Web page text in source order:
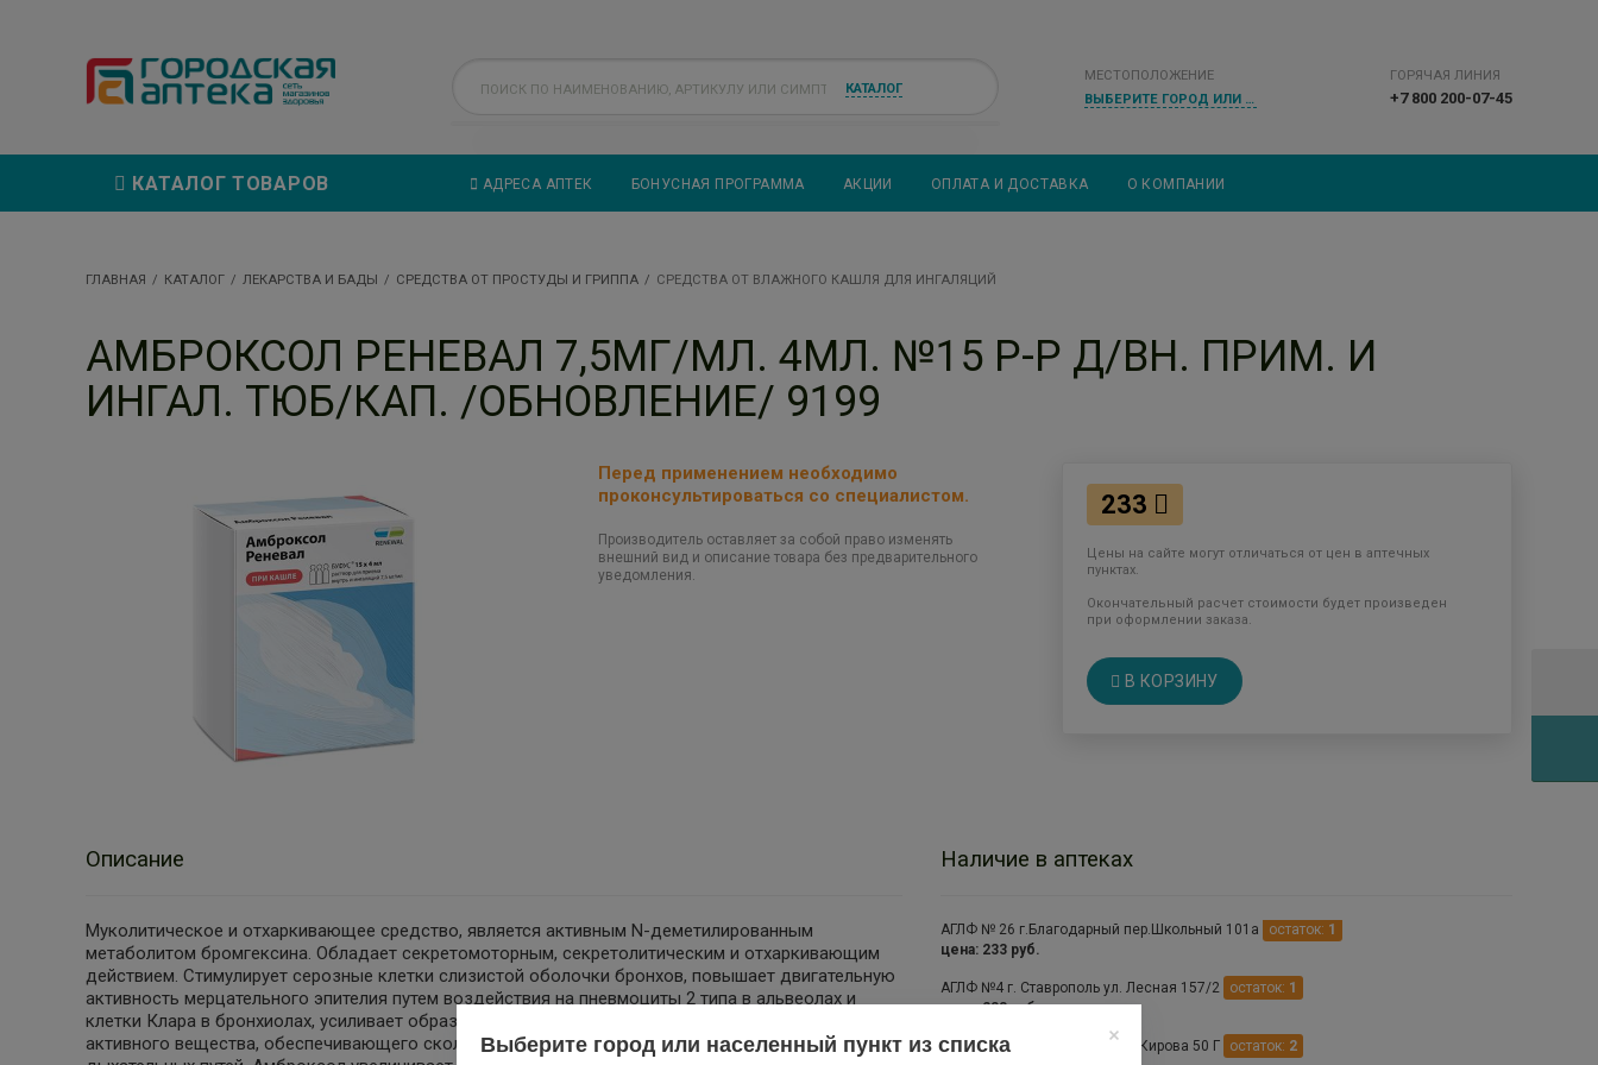
КАТАЛОГ
МЕСТОПОЛОЖЕНИЕ
ВЫБЕРИТЕ ГОРОД ИЛИ НАСЕЛЕННЫЙ ПУНКТ
ГОРЯЧАЯ ЛИНИЯ
+7 800 200-07-45
АДРЕСА АПТЕК БОНУСНАЯ ПРОГРАММА АКЦИИ ОПЛАТА И ДОСТАВКА О КОМПАНИИ
КАТАЛОГ ТОВАРОВ
ГЛАВНАЯ КАТАЛОГ ЛЕКАРСТВА И БАДЫ СРЕДСТВА ОТ ПРОСТУДЫ И ГРИППА СРЕДСТВА ОТ ВЛАЖНОГО КАШЛЯ ДЛЯ ИНГАЛЯЦИЙ
АМБРОКСОЛ РЕНЕВАЛ 7,5МГ/МЛ. 4МЛ. №15 Р-Р Д/ВН. ПРИМ. И
ИНГАЛ. ТЮБ/КАП. /ОБНОВЛЕНИЕ/ 9199
Перед применением необходимо
проконсультироваться со специалистом.
Производитель оставляет за собой право изменять
внешний вид и описание товара без предварительного
уведомления.
233
Цены на сайте могут отличаться от цен в аптечных
пунктах.
Окончательный расчет стоимости будет произведен
при оформлении заказа.
В КОРЗИНУ
Описание
Муколитическое и отхаркивающее средство, является активным N-деметилированным
метаболитом бромгексина. Обладает секретомоторным, секретолитическим и отхаркивающим
действием. Стимулирует серозные клетки слизистой оболочки бронхов, повышает двигательную
активность мерцательного эпителия путем воздействия на пневмоциты 2 типа в альвеолах и
клетки Клара в бронхиолах, усиливает образование эндогенного сурфактанта - поверхностно-
активного вещества, обеспечивающего скольжение бронхиального секрета в просвете
Наличие в аптеках
АГЛФ № 26 г.Благодарный пер.Школьный 101а остаток: 1
цена: 233 руб.
АГЛФ №4 г. Ставрополь ул. Лесная 157/2 остаток: 1
цена: 233 руб.
БИО АГЛФ № 127 с.Арзгир ул.Кирова 50 Г остаток: 2
Выберите город или населенный пункт из списка